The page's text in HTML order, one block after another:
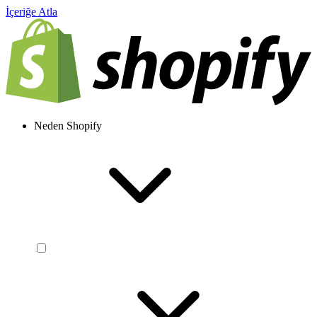
İçeriğe Atla
Neden Shopify